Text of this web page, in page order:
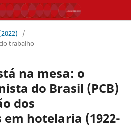
/
trabalho
na mesa: o
do Brasil (PCB)
dos
hotelaria (1922-